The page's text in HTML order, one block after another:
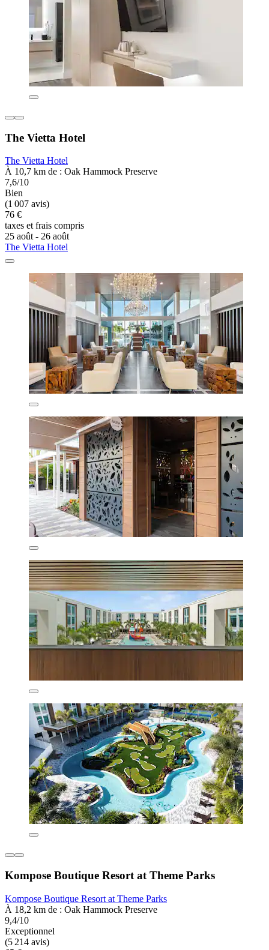
The Vietta Hotel
The Vietta Hotel
À 10,7 km de : Oak Hammock Preserve
7,6/10
Bien
(1 007 avis)
76 €
taxes et frais compris
25 août - 26 août
The Vietta Hotel
Kompose Boutique Resort at Theme Parks
Kompose Boutique Resort at Theme Parks
À 18,2 km de : Oak Hammock Preserve
9,4/10
Exceptionnel
(5 214 avis)